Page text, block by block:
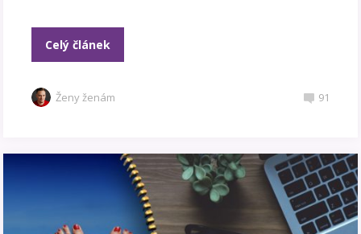
Celý článek
Ženy ženám 91